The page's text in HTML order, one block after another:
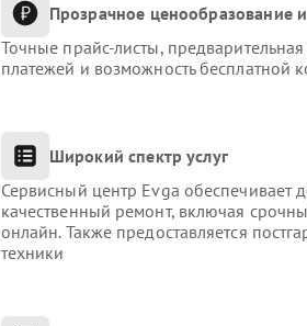
Прозрачное ценообразование
Точные прайс-листы,
платежей и возможность бесплатной
Широкий спектр услуг
Сервисный центр Evga обеспечивает
качественный ремонт, включая
онлайн. Также предоставляется
техники